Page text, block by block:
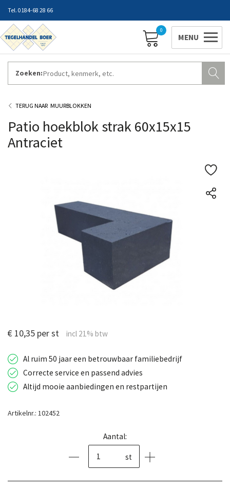
0184-68 28 66
0
Zoeken:
ZAKELIJK INLOGGEN
MUURBLOKKEN
Patio hoekblok strak 60x15x15
Antraciet
€ 10,35 per st
Al ruim 50 jaar een betrouwbaar familiebedrijf
Correcte service en passend advies
Altijd mooie aanbiedingen en restpartijen
Artikelnr.: 102452
Aantal:
st